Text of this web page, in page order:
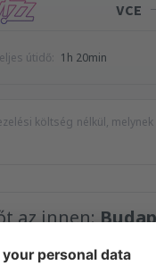
VCE
útidő: 1h 20min
költség nélkül,
az innen: